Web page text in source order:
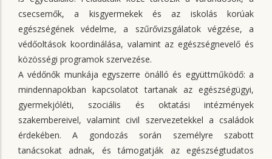
csecsemők, a kisgyermekek és az iskolás korúak
egészségének védelme, a szűrővizsgálatok végzése, a
védőoltások koordinálása, valamint az egészségnevelő és
közösségi programok szervezése.
A védőnők munkája egyszerre önálló és együttműködő: a
mindennapokban kapcsolatot tartanak az egészségügyi,
gyermekjóléti, szociális és oktatási intézmények
szakembereivel, valamint civil szervezetekkel a családok
érdekében. A gondozás során személyre szabott
tanácsokat adnak, és támogatják az egészségtudatos